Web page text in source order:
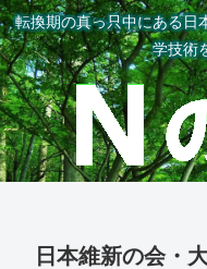
転換期の真っ只中にある日
学技術
日本維新の会・